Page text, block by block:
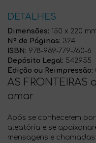
DETALHES
Dimensões: 150 x 220
Nº de Páginas: 324
ISBN: 978-989-779-760-6
Depósito Legal: 542955
Edição ou Reimpressão:
AS
amar
Após se conhecerem
aleatória e se
mensagens e